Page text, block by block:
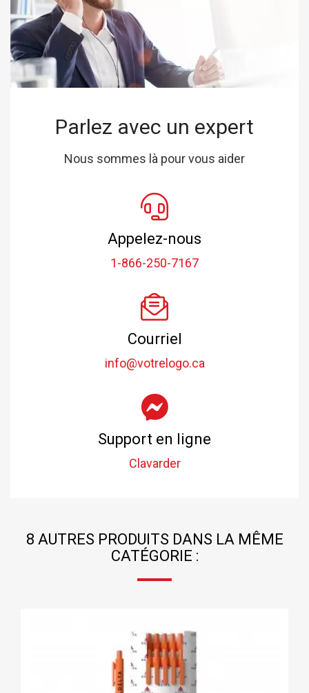
Parlez avec un expert
Nous sommes là pour vous aider
Appelez-nous
1-866-250-7167
Courriel
info@votrelogo.ca
Support en ligne
Clavarder
8 AUTRES PRODUITS DANS LA MÊME
CATÉGORIE :